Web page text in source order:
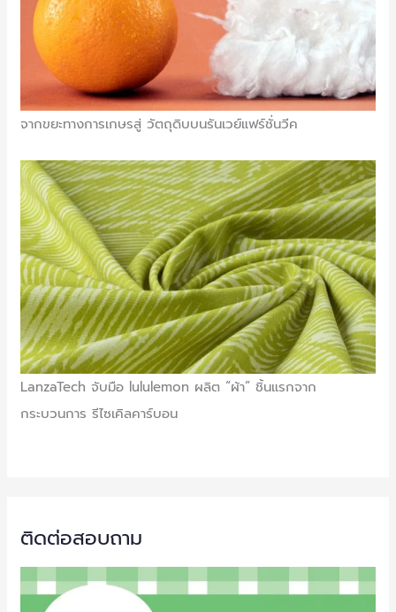
จากขยะทางการเกษรสู่ วัตถุดิบบนรันเวย์แฟร์ชั่นวีค
LanzaTech จับมือ lululemon ผลิต “ผ้า” ชิ้นแรกจาก
กระบวนการ รีไซเคิลคาร์บอน
ติดต่อสอบถาม